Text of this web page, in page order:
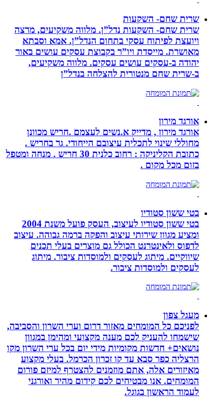
שרית שחם- השקעות
שרית שחם- השקעות נדל”ן. מלווה משקיעים, מרצה
ויועצת לפיתוח עסקי בתחום הנדל”ן. אמא וסבתא
מאושרת. ‏מייסדת ויו”ר בקבוצת עסקים עושים באור
יהודה‏ ב-‏עסקים עושים עסקים‏. ‏מלווה משקיעים,
ב-‏שרית שחם מנטורית להצלחה בנדל”ן‏
אורגד מירון
אורגד מירון , מדייק א.נשים לעצמם .חריש מכוונן
מחוללי שינוי לתכלית עיצובם הייחודי. גר בחריש .
כתובת הקליניקה : רחוב כלנית 30 חריש . מנחה ומטפל
בזום מכל מקום .
בטי ששון סטודיו
בטי ששון סטודיו לעיצוב, העסק פועל משנת 2004
ומציע מגוון שירותי עיצוב והפקה ברמה גבוהה. עיצוב
לדפוס ולאינטרנט הכולל גם מוצרים בעלי תכנים
שיווקיים. מיתוג לעסקים ולמוסדות ציבור. מיתוג
לעסקים ולמוסדות ציבור.
מעגל צפון
לפניכם כל המומחים מאזור דרום וערי השרון והסביבה,
שישמחו להעניק לכם מענה מקצועי ומהימן במגוון
נושאים+ חדשות מקומיות מידי יום בכל ערי השרון מקו
הרצליה כפר סבא עד קו זכרון הכרמל. בעלי מקצוע
מאיזורים אלה, אתם מוזמנים להצטרף למיזם פורום
המומחים. אנו מבטיחים לכם קידום מהיר ואורגני
לעמוד הראשון בגוגל.